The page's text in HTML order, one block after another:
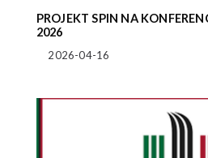
PROJEKT SPIN NA
2026
2026-04-16